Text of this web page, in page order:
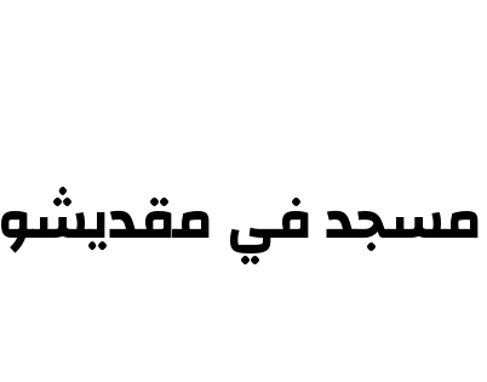
مسجد في مقديشو